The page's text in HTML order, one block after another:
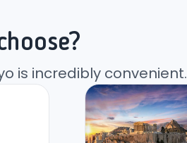
is incredibly convenient.